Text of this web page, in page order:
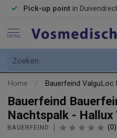
Pick-up point in
MENU
Home / Bauerfeind ValguLoc
Bauerfeind
Nachtspalk - Hallux
BAUERFEIND (0)